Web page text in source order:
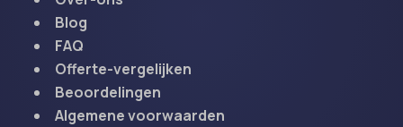
Blog
FAQ
Offerte-vergelijken
Beoordelingen
Algemene voorwaarden